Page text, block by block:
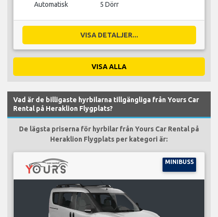
Automatisk 5 Dörr
VISA DETALJER...
VISA ALLA
Vad är de billigaste hyrbilarna tillgängliga från Yours Car
Rental på Heraklion Flygplats?
De lägsta priserna för hyrbilar från Yours Car Rental på
Heraklion Flygplats per kategori är:
MINIBUSS